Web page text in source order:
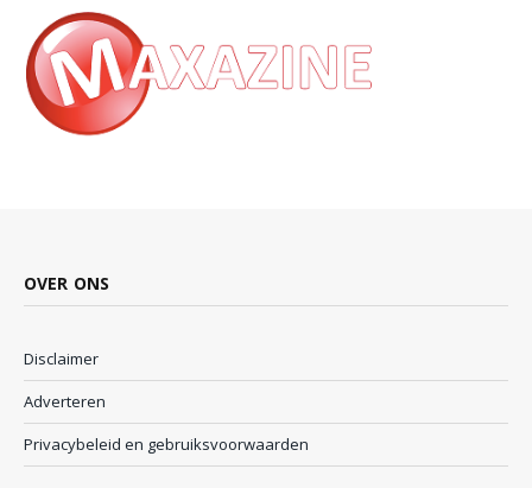
OVER ONS
Disclaimer
Adverteren
Privacybeleid en gebruiksvoorwaarden